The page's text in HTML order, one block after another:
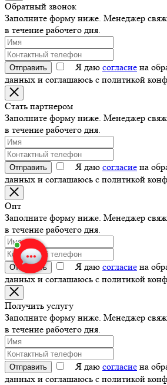
Обратный звонок
Заполните форму ниже. Менеджер
в течение рабочего дня.
Отправить Я даю согласие на
данных и соглашаюсь с политикой
Стать партнером
Заполните форму ниже. Менеджер
в течение рабочего дня.
Отправить Я даю согласие на
данных и соглашаюсь с политикой
Опт
Заполните форму ниже. Менеджер
в течение рабочего дня.
Отправить Я даю согласие на
данных и соглашаюсь с политикой
Получить услугу
Заполните форму ниже. Менеджер
в течение рабочего дня.
Отправить Я даю согласие на
данных и соглашаюсь с политикой